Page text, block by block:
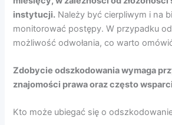
instytucji. Należy być cierpliwym i na
monitorować postępy. W przypadku
możliwość odwołania, co warto
Zdobycie odszkodowania wymaga
znajomości prawa oraz często
Kto może ubiegać się o